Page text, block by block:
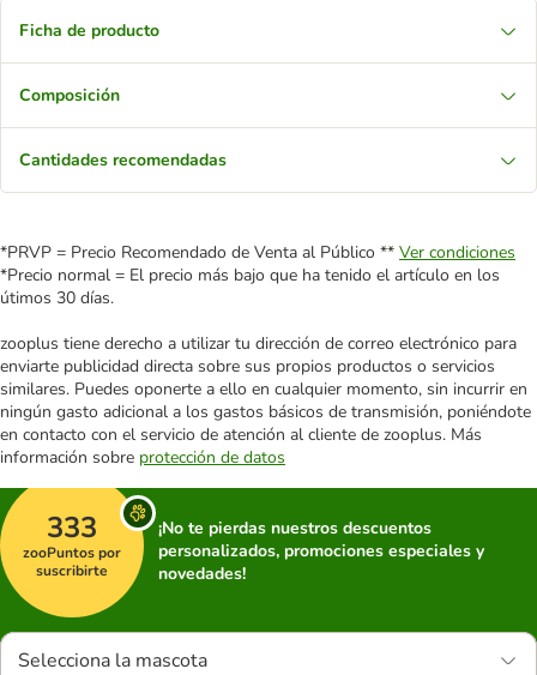
Ficha de producto
Composición
Cantidades recomendadas
*PRVP = Precio Recomendado de Venta al Público ** Ver condiciones
*Precio normal = El precio más bajo que ha tenido el artículo en los
útimos 30 días.
zooplus tiene derecho a utilizar tu dirección de correo electrónico para
enviarte publicidad directa sobre sus propios productos o servicios
similares. Puedes oponerte a ello en cualquier momento, sin incurrir en
ningún gasto adicional a los gastos básicos de transmisión, poniéndote
en contacto con el servicio de atención al cliente de zooplus. Más
información sobre protección de datos
333
zooPuntos por
suscribirte
¡No te pierdas nuestros descuentos
personalizados, promociones especiales y
novedades!
Selecciona la mascota